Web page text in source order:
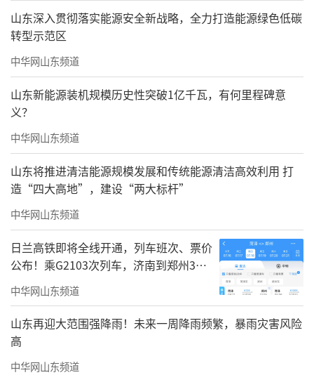
置。”山东港口青岛港自动化码头操作部副经
理王吉升说，自动化装卸，缩短了船舶在码头
的作业时间，为整个货运物流运输节省了时间
成本。
际智慧物流园里，货车往来穿梭，装卸作业正
忙。数辆满载轮胎的10米长货车有序驶入园
区，稳稳停入仓位。操作员站在高台上，按照
不同规格和尺寸快速卸货、分拣，再经由平板
车运至对应备位，准备运往宁夏银川、陕西西
安等地。
山东深入贯彻落实能源安全新战略，全力打造能源绿色低碳
转型示范区
中华网山东频道
山东新能源装机规模历史性突破1亿千瓦，有何里程碑意
义？
中华网山东频道
山东将推进清洁能源规模发展和传统能源清洁高效利用 打
造“四大高地”，建设“两大标杆”
中华网山东频道
日兰高铁即将全线开通，列车班次、票价
公布！乘G2103次列车，济南到郑州3小
时到达
中华网山东频道
山东再迎大范围强降雨！未来一周降雨频繁，暴雨灾害风险
高
中华网山东频道